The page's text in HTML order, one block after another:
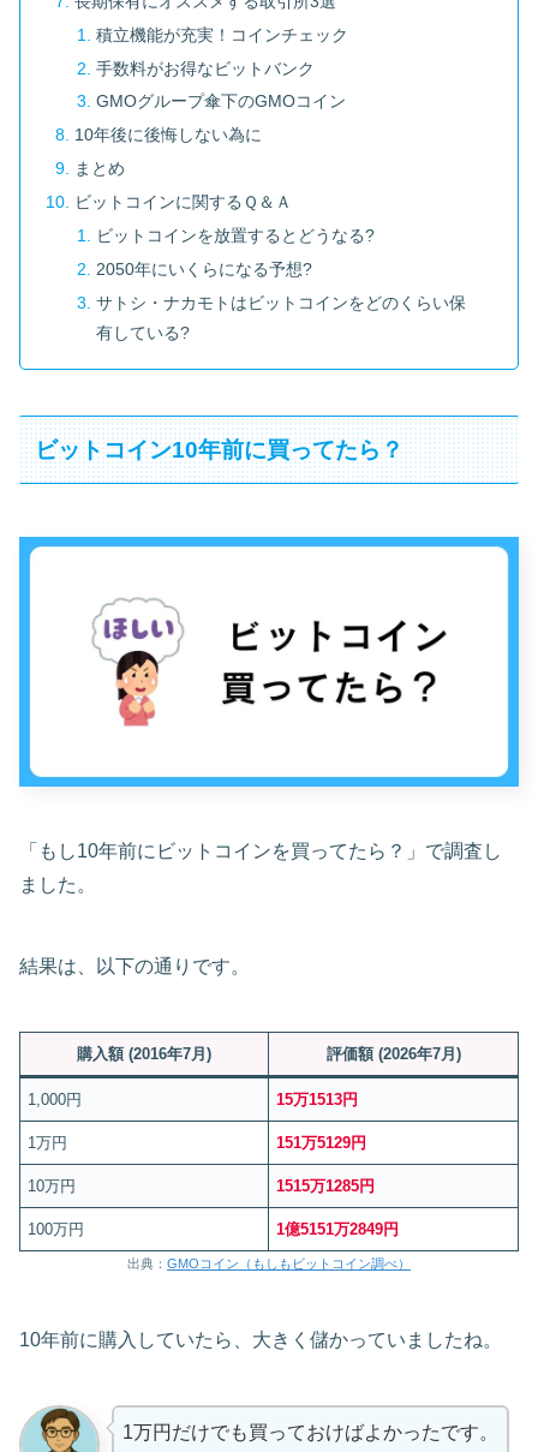
積立機能が充実！コインチェック
手数料がお得なビットバンク
GMOグループ傘下のGMOコイン
10年後に後悔しない為に
まとめ
ビットコインに関するＱ＆Ａ
ビットコインを放置するとどうなる?
2050年にいくらになる予想?
サトシ・ナカモトはビットコインをどのくらい保
有している?
ビットコイン10年前に買ってたら？
「もし10年前にビットコインを買ってたら？」で調査し
ました。
結果は、以下の通りです。
購入額 (2016年7月) 評価額 (2026年7月)
1,000円 15万1513円
1万円 151万5129円
10万円 1515万1285円
100万円 1億5151万2849円
出典： GMOコイン（もしもビットコイン調べ）
10年前に購入していたら、大きく儲かっていましたね。
1万円だけでも買っておけばよかったです。